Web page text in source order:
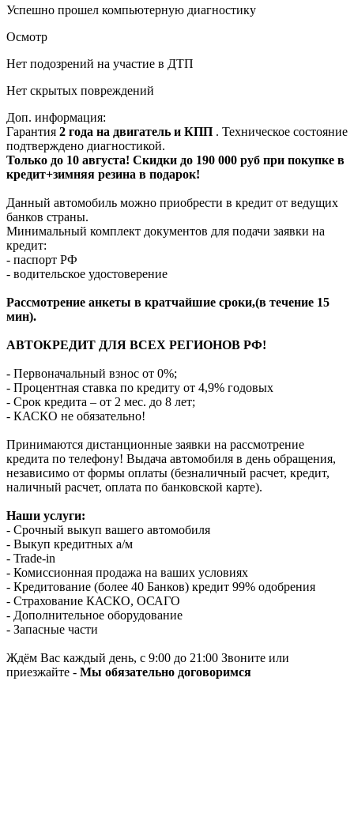
Успешно прошел компьютерную диагностику
Осмотр
Нет подозрений на участие в ДТП
Нет скрытых повреждений
Доп. информация:
Гарантия 2 года на двигатель и КПП . Техническое состояние
подтверждено диагностикой.
Только до 10 августа! Скидки до 190 000 руб при покупке в
кредит+зимняя резина в подарок!
Данный автомобиль можно приобрести в кредит от ведущих
банков страны.
Минимальный комплект документов для подачи заявки на
кредит:
- паспорт РФ
- водительское удостоверение
Рассмотрение анкеты в кратчайшие сроки,(в течение 15
мин).
АВТОКРЕДИТ ДЛЯ ВСЕХ РЕГИОНОВ РФ!
- Первоначальный взнос от 0%;
- Процентная ставка по кредиту от 4,9% годовых
- Срок кредита – от 2 мес. до 8 лет;
- КАСКО не обязательно!
Принимаются дистанционные заявки на рассмотрение
кредита по телефону! Выдача автомобиля в день обращения,
независимо от формы оплаты (безналичный расчет, кредит,
наличный расчет, оплата по банковской карте).
Наши услуги:
- Срочный выкуп вашего автомобиля
- Выкуп кредитных а/м
- Trade-in
- Комиссионная продажа на ваших условиях
- Кредитование (более 40 Банков) кредит 99% одобрения
- Страхование КАСКО, ОСАГО
- Дополнительное оборудование
- Запасные части
Ждём Вас каждый день, с 9:00 до 21:00 Звоните или
приезжайте - Мы обязательно договоримся